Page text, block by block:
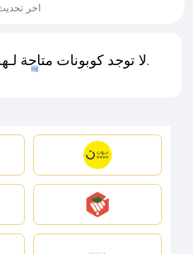
اخر تحديث: 06/
لا توجد كوبونات متاحة لـهذا المتجر حاليًا.